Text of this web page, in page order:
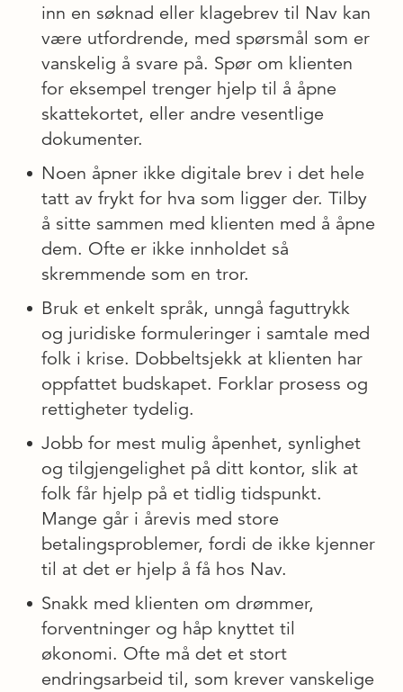
inn en søknad eller klagebrev til Nav kan
være utfordrende, med spørsmål som er
vanskelig å svare på. Spør om klienten
for eksempel trenger hjelp til å åpne
skattekortet, eller andre vesentlige
dokumenter.
Noen åpner ikke digitale brev i det hele
tatt av frykt for hva som ligger der. Tilby
å sitte sammen med klienten med å åpne
dem. Ofte er ikke innholdet så
skremmende som en tror.
Bruk et enkelt språk, unngå faguttrykk
og juridiske formuleringer i samtale med
folk i krise. Dobbeltsjekk at klienten har
oppfattet budskapet. Forklar prosess og
rettigheter tydelig.
Jobb for mest mulig åpenhet, synlighet
og tilgjengelighet på ditt kontor, slik at
folk får hjelp på et tidlig tidspunkt.
Mange går i årevis med store
betalingsproblemer, fordi de ikke kjenner
til at det er hjelp å få hos Nav.
Snakk med klienten om drømmer,
forventninger og håp knyttet til
økonomi. Ofte må det et stort
endringsarbeid til, som krever vanskelige